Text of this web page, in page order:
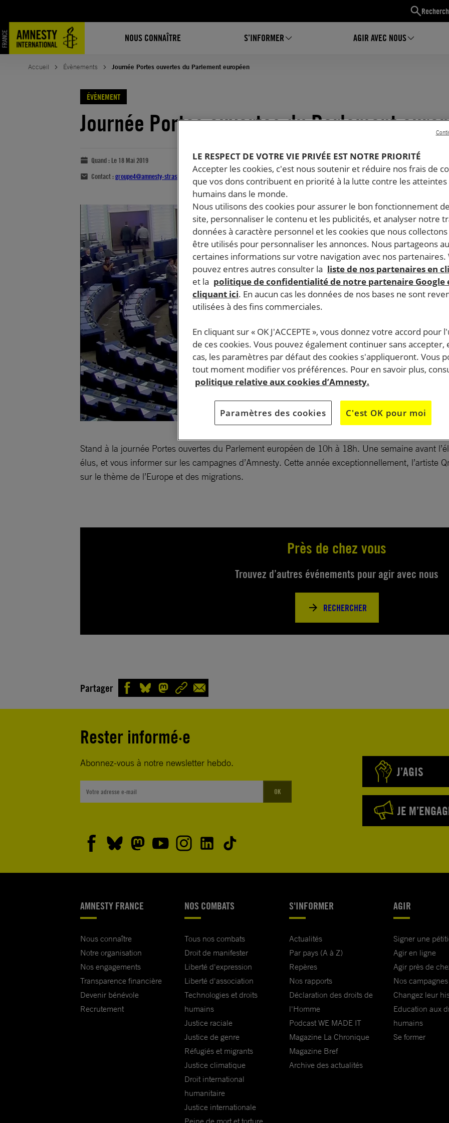
NOUS CONNAÎTRE S’INFORMER AGIR AVEC NOUS
Accueil Évènements Journée Portes ouvertes du Parlement européen
ÉVÈNEMENT
Journée Portes ouvertes du Parlement
Quand : Le 18 Mai 2019
Contact :groupe4@amnesty-strasbourg.eu
Stand à la journée Portes ouvertes du Parlement européen de 10h à 18h. Une semaine avant
élus, et vous informer sur les campagnes d’Amnesty. Cette année exceptionnellement, l’artiste
sur le thème de l’Europe et des migrations.
Près de chez vous
Trouvez d’autres événements pour agir avec nous
RECHERCHER
Partager
Rester informé·e
Abonnez-vous à notre newsletter hebdo.
OK
J’AGIS
JE
AMNESTY FRANCE
Nous connaître
Notre organisation
Nos engagements
Transparence financière
Devenir bénévole
Recrutement
NOS COMBATS
Tous nos combats
Droit de manifester
Liberté d'expression
Liberté d'association
Technologies et droits
humains
Justice raciale
Justice de genre
Réfugiés et migrants
Justice climatique
Droit international
humanitaire
Justice internationale
Peine de mort et torture
S'INFORMER
Actualités
Par pays (A à Z)
Repères
Nos rapports
Déclaration des droits de
l'Homme
Podcast WE MADE IT
Magazine La Chronique
Magazine Bref
Archive des actualités
AGIR
Signer une
Agir en ligne
Agir près de
Nos campagnes
Changez leur
Education aux
humains
Se former
LE RESPECT DE VOTRE VIE PRIVÉE EST NOTRE PRIORITÉ
Accepter les cookies, c'est nous soutenir et réduire nos frais de
que vos dons contribuent en priorité à la lutte contre les
humains dans le monde.
Nous utilisons des cookies pour assurer le bon fonctionnement
site, personnaliser le contenu et les publicités, et analyser notre
données à caractère personnel et les cookies que nous
être utilisés pour personnaliser les annonces. Nous partageons
certaines informations sur votre navigation avec nos partenaires.
pouvez entres autres consulter la liste de nos partenaires en
et la politique de confidentialité de notre partenaire Google
cliquant ici. En aucun cas les données de nos bases ne sont
utilisées à des fins commerciales.
En cliquant sur « OK J'ACCEPTE », vous donnez votre accord pour
de ces cookies. Vous pouvez également continuer sans accepter,
cas, les paramètres par défaut des cookies s'appliqueront. Vous
tout moment modifier vos préférences. Pour en savoir plus,
politique relative aux cookies d’Amnesty.
Paramètres des cookies C'est OK pour moi